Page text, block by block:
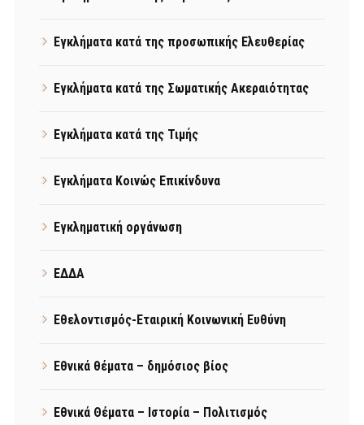
Εγκλήματα κατά της προσωπικής Ελευθερίας
Εγκλήματα κατά της Σωματικής Ακεραιότητας
Εγκλήματα κατά της Τιμής
Εγκλήματα Κοινώς Επικίνδυνα
Εγκληματική οργάνωση
ΕΔΔΑ
Εθελοντισμός-Εταιρική Κοινωνική Ευθύνη
Εθνικά θέματα – δημόσιος βίος
Εθνικά Θέματα – Ιστορία – Πολιτισμός